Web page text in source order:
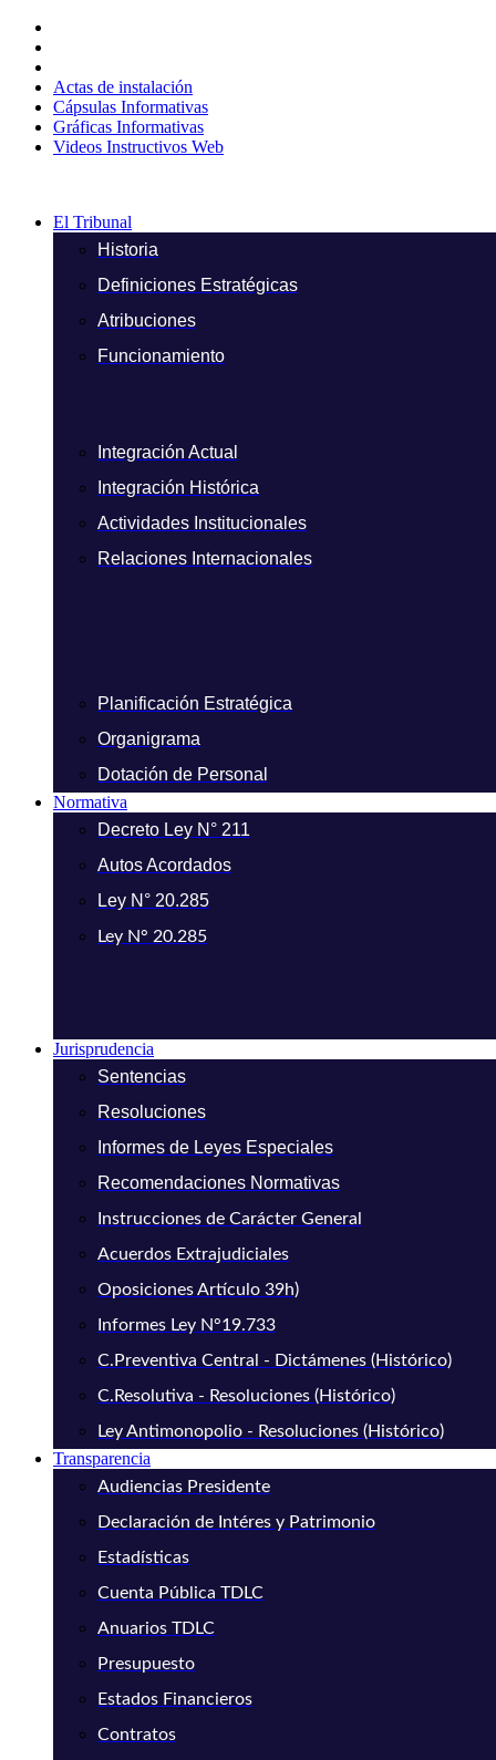
contenido
Actas de instalación
Cápsulas Informativas
Gráficas Informativas
Videos Instructivos Web
El Tribunal
Historia
Definiciones Estratégicas
Atribuciones
Funcionamiento
Integración Actual
Integración Histórica
Actividades Institucionales
Relaciones Internacionales
Planificación Estratégica
Organigrama
Dotación de Personal
Normativa
Decreto Ley N° 211
Autos Acordados
Ley N° 20.285
Ley N° 20.285
Jurisprudencia
Sentencias
Resoluciones
Informes de Leyes Especiales
Recomendaciones Normativas
Instrucciones de Carácter General
Acuerdos Extrajudiciales
Oposiciones Artículo 39h)
Informes Ley N°19.733
C.Preventiva Central - Dictámenes (Histórico)
C.Resolutiva - Resoluciones (Histórico)
Ley Antimonopolio - Resoluciones (Histórico)
Transparencia
Audiencias Presidente
Declaración de Intéres y Patrimonio
Estadísticas
Cuenta Pública TDLC
Anuarios TDLC
Presupuesto
Estados Financieros
Contratos